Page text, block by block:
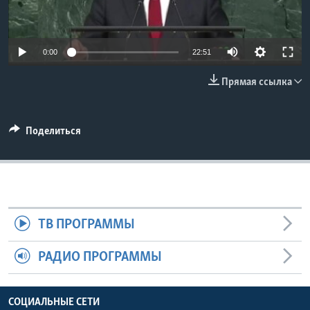
Learning English
СОЦИАЛЬНЫЕ СЕТИ
Языки
0:00 22:51
Прямая ссылка
Поделиться
ТВ ПРОГРАММЫ
РАДИО ПРОГРАММЫ
СОЦИАЛЬНЫЕ СЕТИ